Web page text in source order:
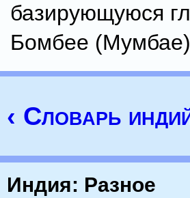
базирующуюся
Бомбее
‹ Словарь
Индия: Разное